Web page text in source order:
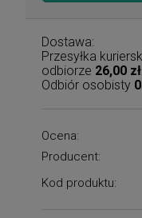
Dostawa:
Przesyłka
odbiorze 26,00 zł
Odbiór osobisty
Ocena:
Producent:
Kod produktu: